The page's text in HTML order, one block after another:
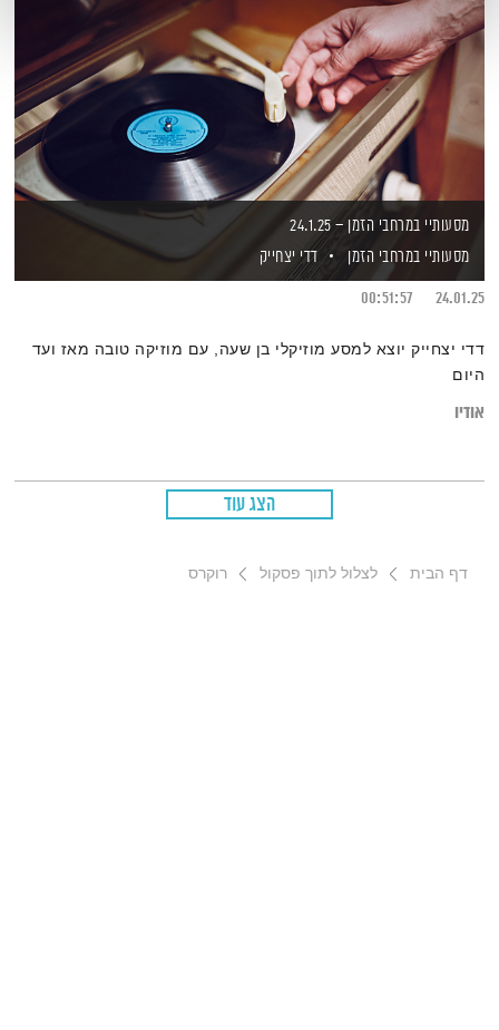
מסעותיי במרחבי הזמן – 24.1.25
מסעותיי במרחבי הזמן
דדי יצחייק
24.01.25
00:51:57
דדי יצחייק יוצא למסע מוזיקלי בן שעה, עם מוזיקה טובה מאז ועד
היום
אודיו
הצג עוד
דף הבית לצלול לתוך פסקול רוקרס